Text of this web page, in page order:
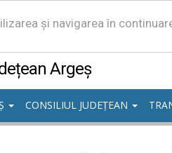
și navigarea în
Argeș
CONSILIUL JUDEȚEAN